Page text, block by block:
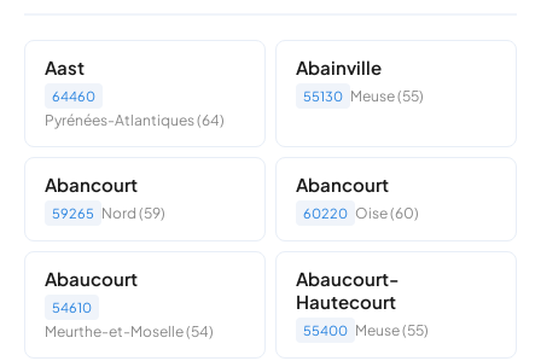
Aast
64460
Pyrénées-Atlantiques (64)
Abainville
55130 Meuse (55)
Abancourt
59265 Nord (59)
Abancourt
60220 Oise (60)
Abaucourt
54610
Meurthe-et-Moselle (54)
Abaucourt-
Hautecourt
55400 Meuse (55)